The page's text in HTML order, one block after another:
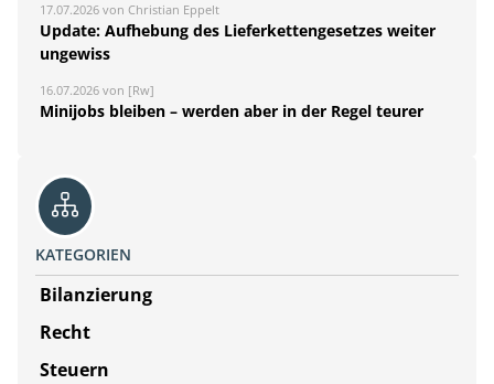
17.07.2026 von Christian Eppelt
Update: Aufhebung des Lieferkettengesetzes weiter
ungewiss
16.07.2026 von [Rw]
Minijobs bleiben – werden aber in der Regel teurer
KATEGORIEN
Bilanzierung
Recht
Steuern